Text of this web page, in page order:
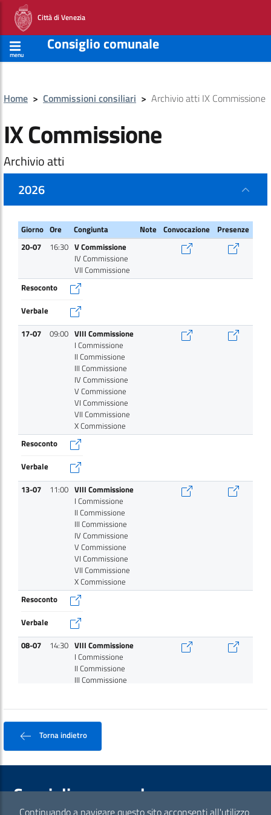
Città di Venezia
menu
Consiglio comunale
Home > Commissioni consiliari > Archivio atti IX Commissione
IX Commissione
Archivio atti
2026
Giorno Ore Congiunta Note Convocazione
Presenze
Giorno
Ore Congiunta Convocazione Presenze
20-07 16:30 V Commissione
IV Commissione
VII Commissione
Resoconto
Verbale
17-07
09:00 VIII Commissione
I Commissione
II Commissione
III Commissione
IV Commissione
V Commissione
VI Commissione
VII Commissione
X Commissione
Resoconto
Verbale
13-07
11:00 VIII Commissione
I Commissione
II Commissione
III Commissione
IV Commissione
V Commissione
VI Commissione
VII Commissione
X Commissione
Resoconto
Verbale
08-07
14:30 VIII Commissione
I Commissione
II Commissione
III Commissione
VII Commissione
X Commissione
IV Commissione
Torna indietro
Consiglio comunale
Continuando a navigare questo sito acconsenti all'utilizzo